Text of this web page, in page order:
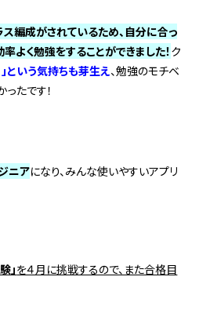
編成がされているため、自分に合っ
よく勉強をすることができました！ク
という気持ちも芽生え、勉強のモチベ
たです！
ニアになり、みんな使いやすいアプリ
」を４月に挑戦するので、また合格目